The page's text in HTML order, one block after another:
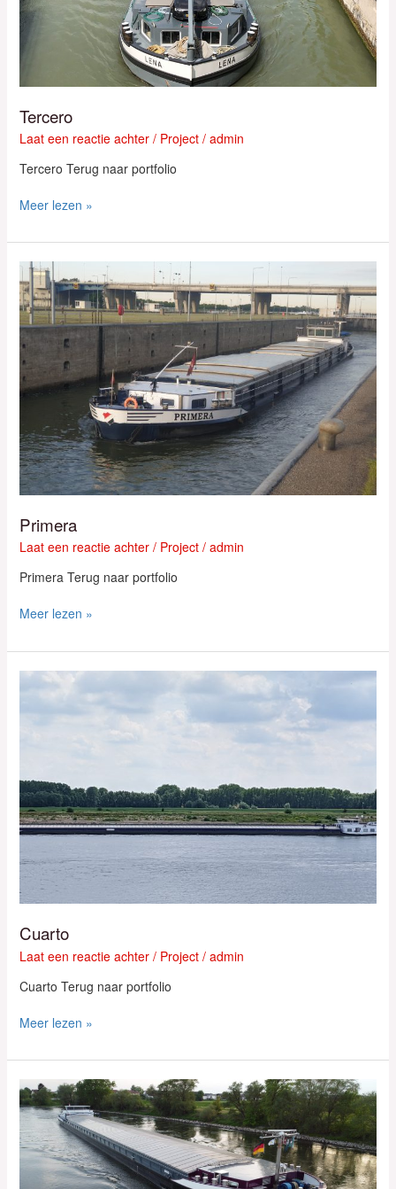
Tercero
Laat een reactie achter / Project/ admin
Tercero Terug naar portfolio
Meer lezen »
Primera
Laat een reactie achter / Project/ admin
Primera Terug naar portfolio
Primera
Meer lezen »
Cuarto
Laat een reactie achter / Project/ admin
Cuarto Terug naar portfolio
Cuarto
Meer lezen »
Amare